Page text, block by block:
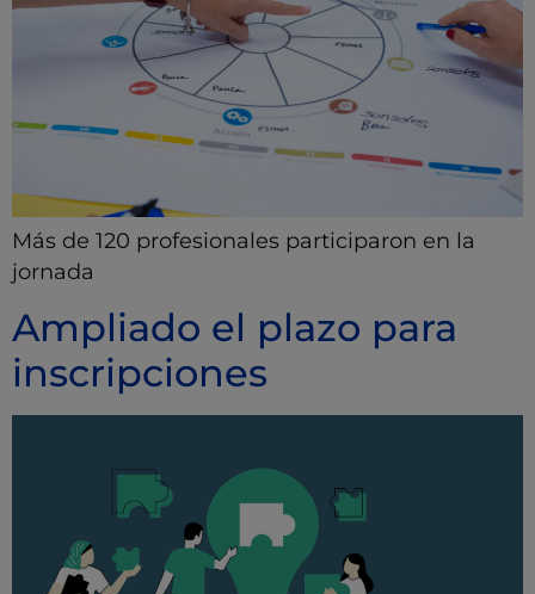
Más de 120 profesionales participaron en la
jornada
Ampliado el plazo para
inscripciones